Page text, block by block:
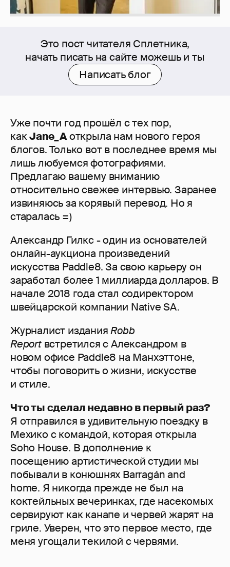
Это пост читателя Сплетника,
начать писать на сайте можешь и ты
Написать блог
Уже почти год прошёл с тех пор,
какJane_Aоткрыла нам нового героя
блогов. Только вот в последнее время мы
лишь любуемся фотографиями.
Предлагаю вашему вниманию
относительно свежее интервью. Заранее
извиняюсь за корявый перевод. Но я
старалась =)
Александр Гилкс - один из основателей
онлайн-аукциона произведений
искусства Paddle8. За свою карьеру он
заработал более 1 миллиарда долларов. В
начале 2018 года стал содиректором
швейцарской компании Native SA.
Журналист изданияRobb
Reportвстретился с Александром в
новом офисе Paddle8 на Манхэттоне,
чтобы поговорить о жизни, искусстве
и стиле.
Что ты сделал недавно в первый раз?
Я отправился в удивительную поездку в
Мехико с командой, которая открыла
Soho House. В дополнение к
посещению артистической студии мы
побывали в конюшнях Barragán and
home. Я никогда прежде не был на
коктейльных вечеринках, где насекомых
сервируют как канапе и червей жарят на
гриле. Уверен, что это первое место, где
меня угощали текилой с червями.